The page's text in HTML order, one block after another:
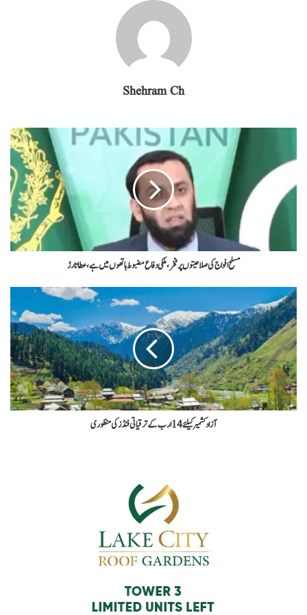
Shehram Ch
مسلح افواج کی صلاحیتوں پر فخر،ملکی دفاع مضبوط ہاتھوں میں ہے،عطاتارڑ
آزادکشمیرکیلئے14ارب کے ترقیاتی فنڈزکی منظوری